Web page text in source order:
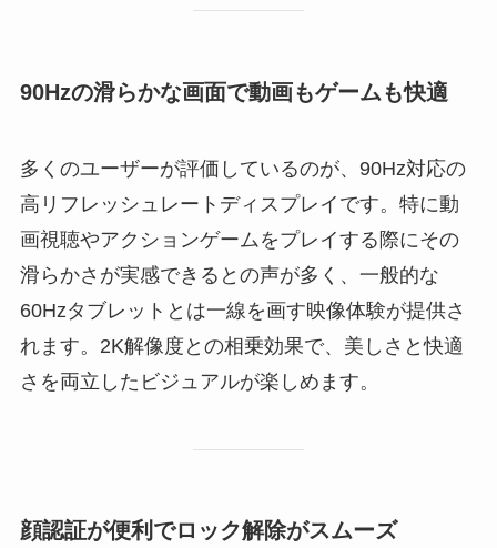
90Hzの滑らかな画面で動画もゲームも快適
多くのユーザーが評価しているのが、90Hz対応の
高リフレッシュレートディスプレイです。特に動
画視聴やアクションゲームをプレイする際にその
滑らかさが実感できるとの声が多く、一般的な
60Hzタブレットとは一線を画す映像体験が提供さ
れます。2K解像度との相乗効果で、美しさと快適
さを両立したビジュアルが楽しめます。
顔認証が便利でロック解除がスムーズ